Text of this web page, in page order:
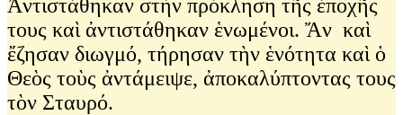
Ἀντιστάθηκαν στὴν πρόκληση τῆς ἐποχῆς
τους καὶ ἀντιστάθηκαν ἑνωμένοι. Ἄν καὶ
ἔζησαν διωγμό, τήρησαν τὴν ἑνότητα καὶ ὁ
Θεὸς τοὺς ἀντάμειψε, ἀποκαλύπτοντας τους
τὸν Σταυρό.